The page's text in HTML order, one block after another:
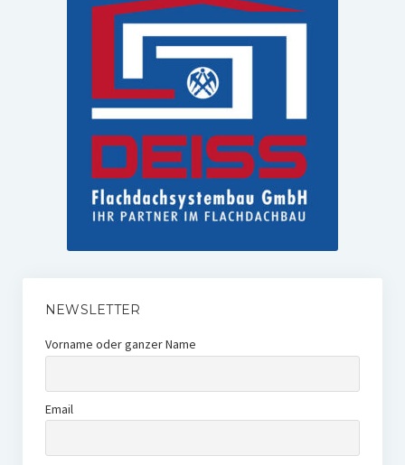
NEWSLETTER
Vorname oder ganzer Name
Email